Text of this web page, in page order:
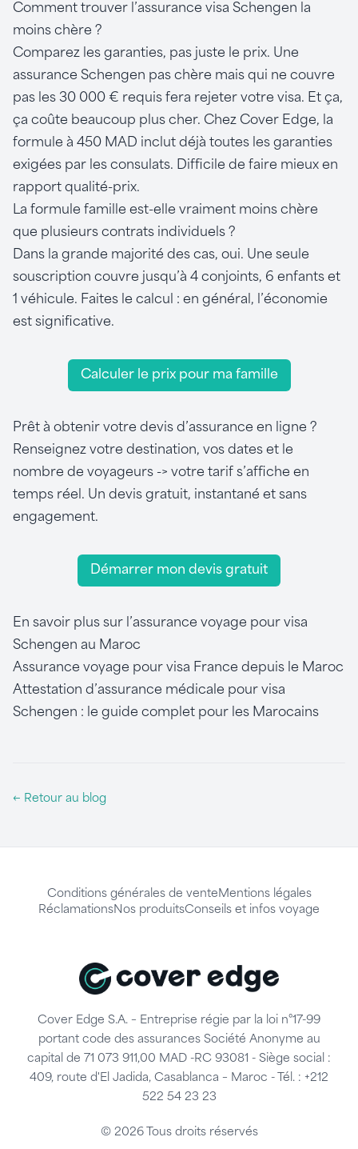
Comment trouver l’assurance visa Schengen la
moins chère ?
Comparez les garanties, pas juste le prix. Une
assurance Schengen pas chère mais qui ne couvre
pas les 30 000 € requis fera rejeter votre visa. Et ça,
ça coûte beaucoup plus cher. Chez Cover Edge, la
formule à 450 MAD inclut déjà toutes les garanties
exigées par les consulats. Difficile de faire mieux en
rapport qualité-prix.
La formule famille est-elle vraiment moins chère
que plusieurs contrats individuels ?
Dans la grande majorité des cas, oui. Une seule
souscription couvre jusqu’à 4 conjoints, 6 enfants et
1 véhicule. Faites le calcul : en général, l’économie
est significative.
Calculer le prix pour ma famille
Prêt à obtenir votre devis d’assurance en ligne ?
Renseignez votre destination, vos dates et le
nombre de voyageurs -> votre tarif s’affiche en
temps réel. Un devis gratuit, instantané et sans
engagement.
Démarrer mon devis gratuit
En savoir plus sur l’assurance voyage pour visa
Schengen au Maroc
Assurance voyage pour visa France depuis le Maroc
Attestation d’assurance médicale pour visa
Schengen : le guide complet pour les Marocains
← Retour au blog
Conditions générales de vente Mentions légales
RéclamationsNos produitsConseils et infos voyage
Cover Edge S.A. – Entreprise régie par la loi n°17-99
portant code des assurances Société Anonyme au
capital de 71 073 911,00 MAD -RC 93081 - Siège social :
409, route d'El Jadida, Casablanca – Maroc - Tél. : +212
522 54 23 23
© 2026 Tous droits réservés